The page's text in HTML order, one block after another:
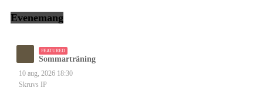
Evenemang
FEATURED
Sommarträning
10 aug, 2026 18:30
Skruvs IP